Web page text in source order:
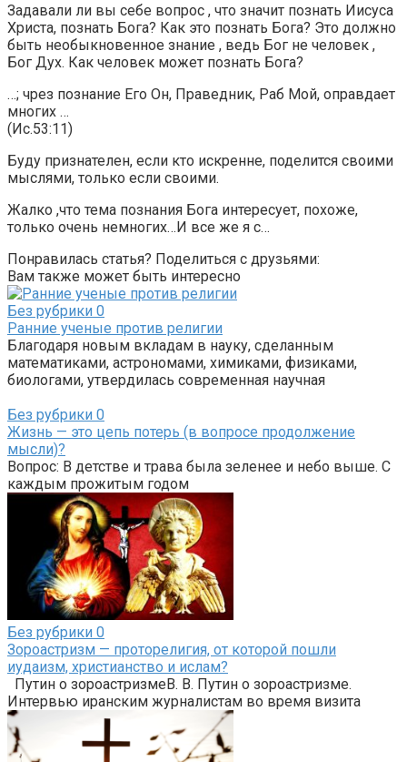
Задавали ли вы себе вопрос , что значит познать Иисуса
Христа, познать Бога? Как это познать Бога? Это должно
быть необыкновенное знание , ведь Бог не человек ,
Бог Дух. Как человек может познать Бога?
…; чрез познание Его Он, Праведник, Раб Мой, оправдает
многих …
(Ис.53:11)
Буду признателен, если кто искренне, поделится своими
мыслями, только если своими.
Жалко ,что тема познания Бога интересует, похоже,
только очень немногих…И все же я с…
Понравилась статья? Поделиться с друзьями:
Вам также может быть интересно
Без рубрики 0
Ранние ученые против религии
Благодаря новым вкладам в науку, сделанным
математиками, астрономами, химиками, физиками,
биологами, утвердилась современная научная
Без рубрики 0
Жизнь — это цепь потерь (в вопросе продолжение
мысли)?
Вопрос: В детстве и трава была зеленее и небо выше. С
каждым прожитым годом
Без рубрики 0
Зороастризм — проторелигия, от которой пошли
иудаизм, христианство и ислам?
Путин о зороастризмеВ. В. Путин о зороастризме.
Интервью иранским журналистам во время визита